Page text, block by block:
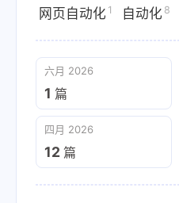
网页自动化 1 自动化 8
六月 2026
1 篇
四月 2026
12 篇